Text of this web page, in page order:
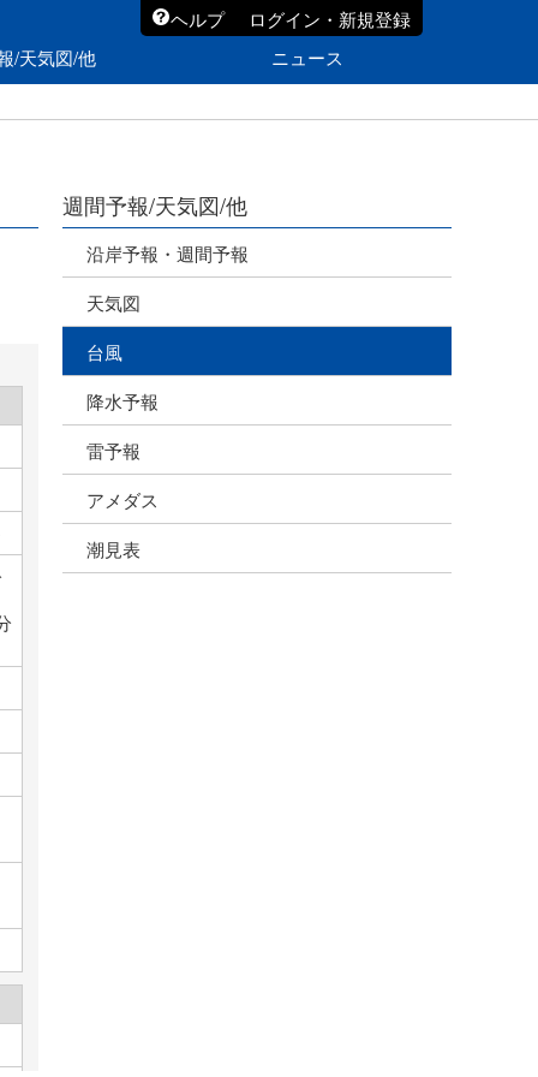
ヘルプ
ログイン・新規登録
/天気図/他
ニュース
週間予報/天気図/他
沿岸予報・週間予報
天気図
台風
降水予報
雷予報
アメダス
潮見表